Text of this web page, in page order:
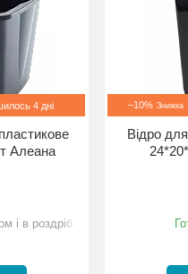
4 дні
Алеана
і в роздріб
–10%
Відро